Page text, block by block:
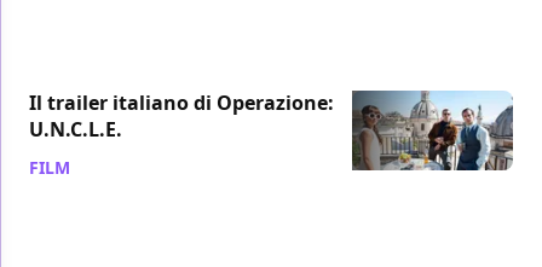
Il trailer italiano di Operazione:
U.N.C.L.E.
FILM